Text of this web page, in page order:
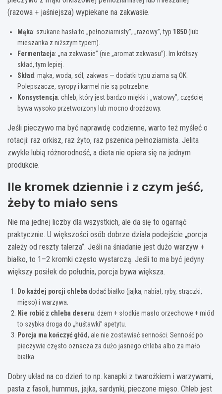
(razowa + jaśniejsza) wypiekane na zakwasie.
Mąka: szukane hasła to „pełnoziarnisty”, „razowy”, typ 1850(lub
mieszanka z niższym typem).
Fermentacja: „na zakwasie” (nie „aromat zakwasu”). Im krótszy
skład, tym lepiej.
Skład : mąka, woda, sól, zakwas — dodatki typu ziarna są OK.
Polepszacze, syropy i karmel nie są potrzebne.
Konsystencja: chleb, który jest bardzo miękki i „watowy”, częściej
bywa wysoko przetworzony lub mocno drożdżowy.
Jeśli pieczywo ma być naprawdę codzienne, warto też myśleć o
rotacji: raz orkisz, raz żyto, raz pszenica pełnoziarnista. Jelita
zwykle lubią różnorodność, a dieta nie opiera się na jednym
produkcie.
Ile kromek dziennie i z czym jeść,
żeby to miało sens
Nie ma jednej liczby dla wszystkich, ale da się to ogarnąć
praktycznie. U większości osób dobrze działa podejście „porcja
zależy od reszty talerza”. Jeśli na śniadanie jest dużo warzyw +
białko, to 1–2 kromki często wystarczą. Jeśli to ma być jedyny
większy posiłek do południa, porcja bywa większa.
Do każdej porcji chleba dodać białko (jajka, nabiał, ryby, strączki,
mięso) i warzywa.
Nie robić z chleba deseru: dżem + słodkie masło orzechowe + miód
to szybka droga do „huśtawki” apetytu.
Porcja ma kończyć głód, ale nie zostawiać senności. Senność po
pieczywie często oznacza za dużo jasnego chleba albo za mało
białka.
Dobry układ na co dzień to np. kanapki z twarożkiem i warzywami,
pasta z fasoli, hummus, jajka, sardynki, pieczone mięso. Chleb jest